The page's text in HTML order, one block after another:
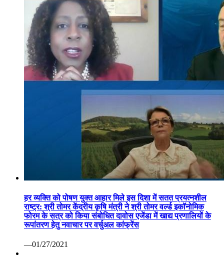
हर व्यक्ति को पोषण युक्त आहार मिले इस दिशा में सतत प्रयत्नशील
राष्ट्र: श्री तोमर केंद्रीय कृषि मंत्री ने श्री तोमर वर्ल्ड इकॉनोमिक
फोरम के सत्र को किया संबोधित दावोस एजेंडा में खाद्य प्रणालियों के
रूपांतरण हेतु नवाचार पर वर्चुअल कांफ्रेंस
—01/27/2021